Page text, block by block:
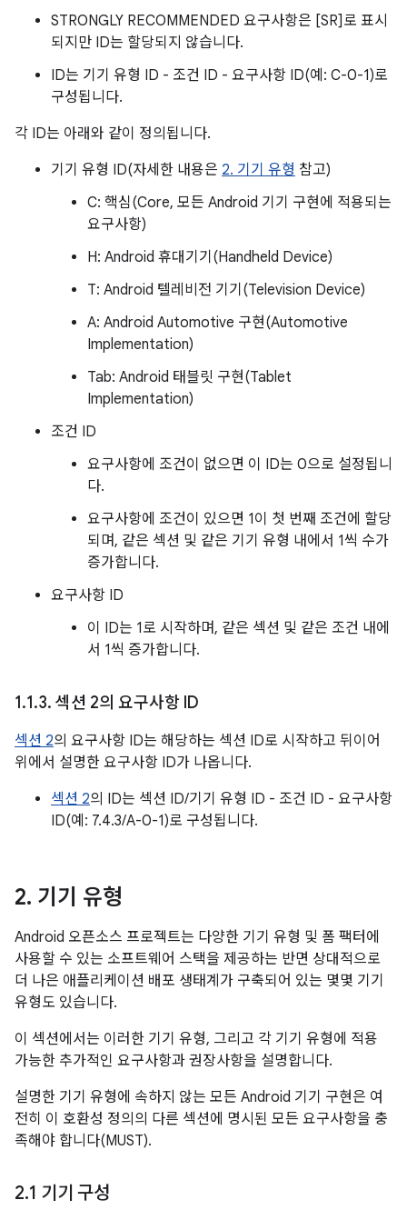
STRONGLY RECOMMENDED 요구사항은 [SR]로 표시
되지만 ID는 할당되지 않습니다.
ID는 기기 유형 ID - 조건 ID - 요구사항 ID(예: C-0-1)로
구성됩니다.
각 ID는 아래와 같이 정의됩니다.
기기 유형 ID(자세한 내용은 2. 기기 유형 참고)
C: 핵심(Core, 모든 Android 기기 구현에 적용되는
요구사항)
H: Android 휴대기기(Handheld Device)
T: Android 텔레비전 기기(Television Device)
A: Android Automotive 구현(Automotive
Implementation)
Tab: Android 태블릿 구현(Tablet
Implementation)
조건 ID
요구사항에 조건이 없으면 이 ID는 0으로 설정됩니
다.
요구사항에 조건이 있으면 1이 첫 번째 조건에 할당
되며, 같은 섹션 및 같은 기기 유형 내에서 1씩 수가
증가합니다.
요구사항 ID
이 ID는 1로 시작하며, 같은 섹션 및 같은 조건 내에
서 1씩 증가합니다.
1.1.3. 섹션 2의 요구사항 ID
섹션 2의 요구사항 ID는 해당하는 섹션 ID로 시작하고 뒤이어
위에서 설명한 요구사항 ID가 나옵니다.
섹션 2의 ID는 섹션 ID/기기 유형 ID - 조건 ID - 요구사항
ID(예: 7.4.3/A-0-1)로 구성됩니다.
2. 기기 유형
Android 오픈소스 프로젝트는 다양한 기기 유형 및 폼 팩터에
사용할 수 있는 소프트웨어 스택을 제공하는 반면 상대적으로
더 나은 애플리케이션 배포 생태계가 구축되어 있는 몇몇 기기
유형도 있습니다.
이 섹션에서는 이러한 기기 유형, 그리고 각 기기 유형에 적용
가능한 추가적인 요구사항과 권장사항을 설명합니다.
설명한 기기 유형에 속하지 않는 모든 Android 기기 구현은 여
전히 이 호환성 정의의 다른 섹션에 명시된 모든 요구사항을 충
족해야 합니다(MUST).
2.1 기기 구성